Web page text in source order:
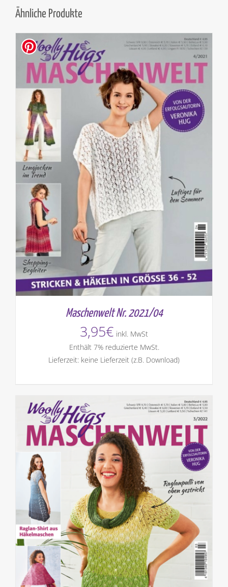
Ähnliche Produkte
Maschenwelt Nr. 2021/04
3,95€ inkl. MwSt
Enthält 7% reduzierte MwSt.
Lieferzeit: keine Lieferzeit (z.B. Download)